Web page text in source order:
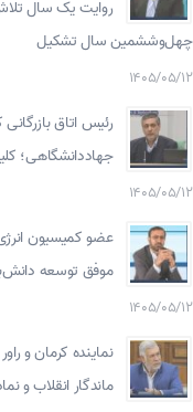
روایت یک سال
چهل‌وششمین سال تشکیل
۱۴۰۵/۰۵/۱۲
رئیس اتاق
جهاددانشگاهی؛
۱۴۰۵/۰۵/۱۲
عضو کمیسیون
موفق توسعه
۱۴۰۵/۰۵/۱۲
نماینده کرمان و
ماندگار انقلاب و